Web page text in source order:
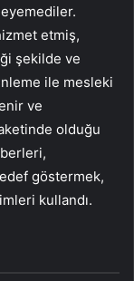
etmiş,
şekilde ve
ile mesleki
ve
olduğu
göstermek,
kullandı.